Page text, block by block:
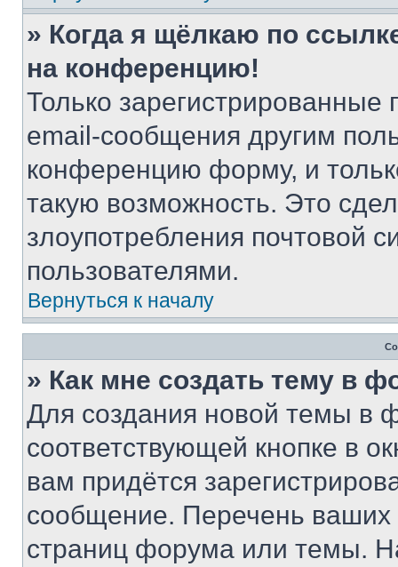
» Когда я щёлкаю по
на конференцию!
Только зарегистрированные
email-сообщения другим
конференцию форму, и
такую возможность. Это
злоупотребления почтовой
пользователями.
Вернуться к началу
» Как мне создать тему в
Для создания новой темы в
соответствующей кнопке в
вам придётся
сообщение. Перечень ваших
страниц форума или темы.